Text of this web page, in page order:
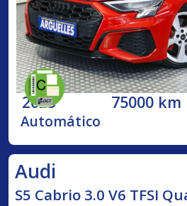
2023 75000 km
Automático
Audi
S5 Cabrio 3.0 V6 TFSI